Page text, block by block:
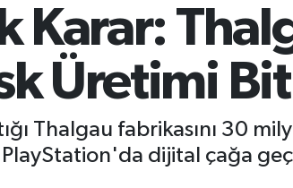
Üretimi
Thalgau fabrikasını 30
dijital çağa